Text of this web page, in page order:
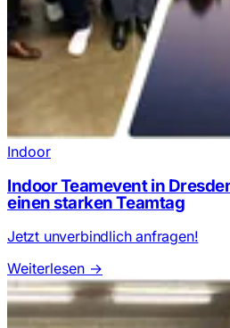
Indoor
Indoor Teamevent in
einen starken Teamtag
Jetzt unverbindlich anfragen!
Weiterlesen →